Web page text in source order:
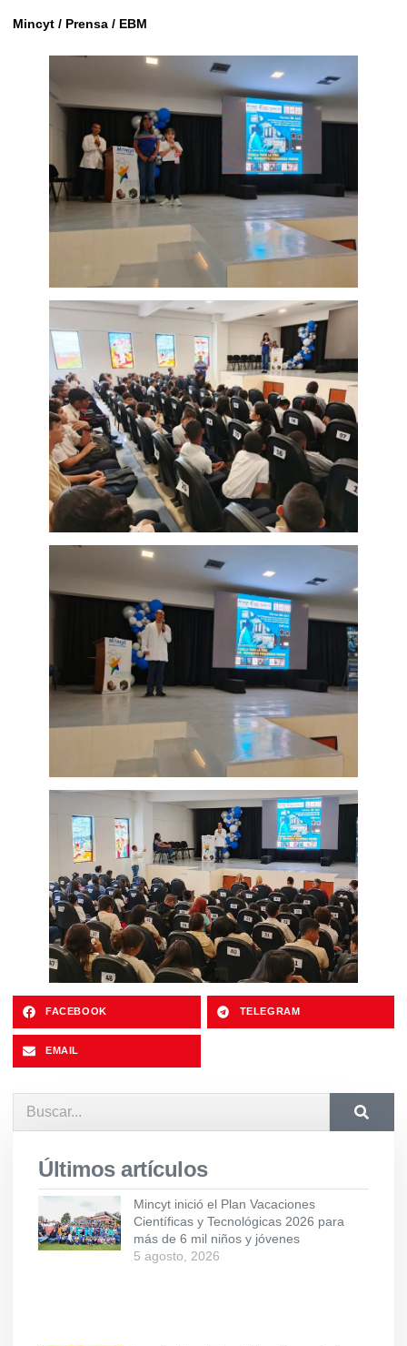
Mincyt / Prensa / EBM
FACEBOOK TELEGRAM
EMAIL
Últimos artículos
Mincyt inició el Plan Vacaciones
Científicas y Tecnológicas 2026 para
más de 6 mil niños y jóvenes
5 agosto, 2026